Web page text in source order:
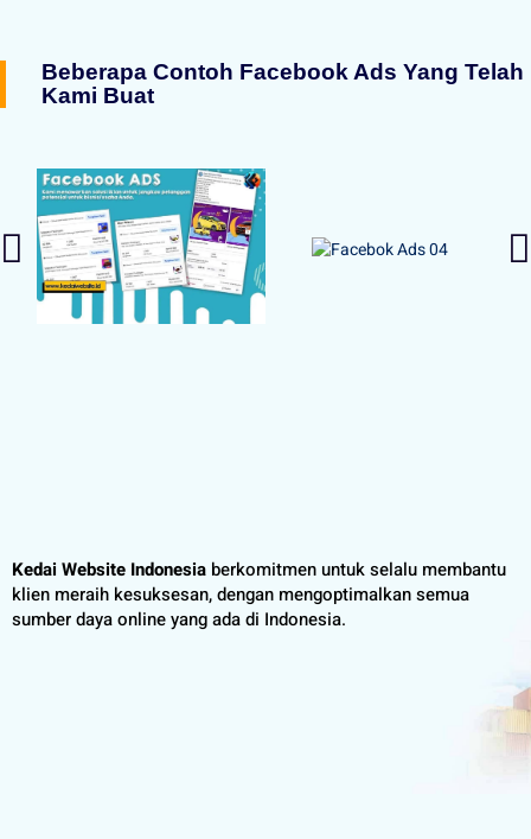
Beberapa Contoh Facebook Ads Yang Telah
Kami Buat
Kedai Website Indonesia berkomitmen untuk selalu membantu
klien meraih kesuksesan, dengan mengoptimalkan semua
sumber daya online yang ada di Indonesia.